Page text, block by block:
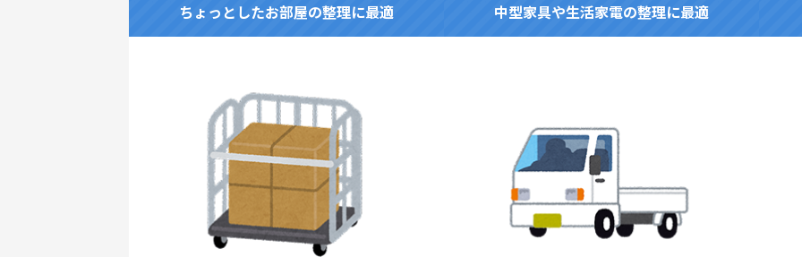
ちょっとしたお部屋の整理に最適 中型家具や生活家電の整理に最適